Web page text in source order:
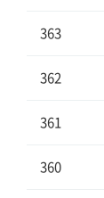
363
362
361
360